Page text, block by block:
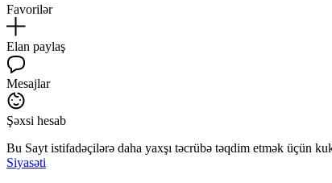
Favorilər
Elan paylaş
Mesajlar
Şəxsi hesab
Bu Sayt istifadəçilərə daha yaxşı təcrübə təqdim etmək üçün
Siyasəti